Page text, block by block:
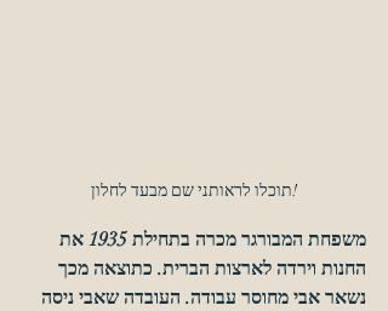
תוכלו לראותני שם מבעד לחלון!
משפחת המבורגר מכרה בתחילת 1935 את
החנות וירדה לארצות הברית. כתוצאה מכך
נשאר אבי מחוסר עבודה. העובדה שאבי ניסה